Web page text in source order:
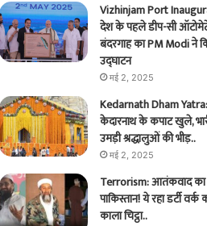
Vizhinjam Port
देश के पहले डीप-सी
बंदरगाह का PM Modi ने
उद्घाटन
मई 2, 2025
Kedarnath Dham Yatra:
केदारनाथ के कपाट खुले,
उमड़ी श्रद्धालुओं की भीड़..
मई 2, 2025
Terrorism: आतंकवाद
पाकिस्तान! ये रहा डर्टी वर्क
काला चिट्ठा..